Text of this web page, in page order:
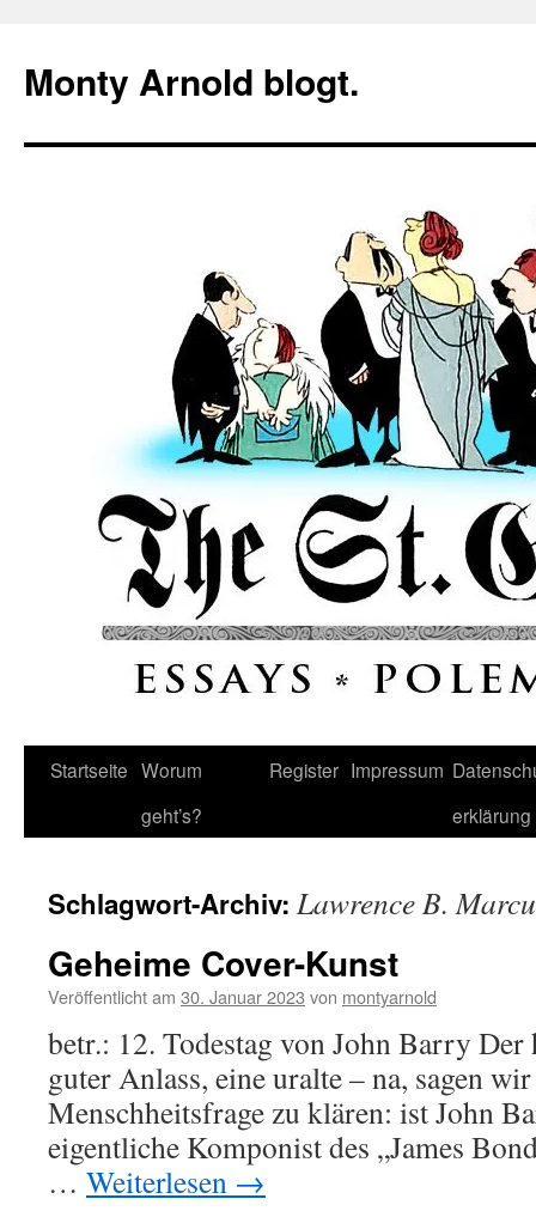
springen
Monty Arnold blogt.
Startseite Worum
geht’s?
Register Impressum
erklärung
Schlagwort-Archiv: Lawrence B.
Geheime Cover-Kunst
Veröffentlicht am 30. Januar 2023 von montyarnold
betr.: 12. Todestag von John Barry Der
guter Anlass, eine uralte – na, sagen
Menschheitsfrage zu klären: ist John
eigentliche Komponist des „James
… Weiterlesen →